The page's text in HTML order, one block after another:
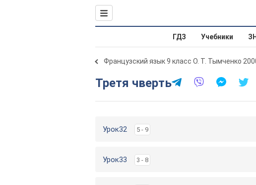
ГДЗ Учебники
Французский язык 9 класс О. Т. Тымченко
Третя чверть
Урок32 5 - 9
Урок33 3 - 8